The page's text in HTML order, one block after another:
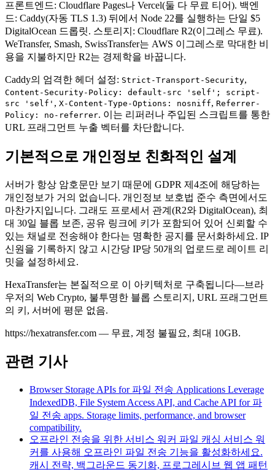
프론트엔드: Cloudflare Pages나 Vercel(둘 다 무료 티어). 백엔
드: Caddy(자동 TLS 1.3) 뒤에서 Node 22를 실행하는 단일 $5
DigitalOcean 드롭릿. 스토리지: Cloudflare R2(이그레스 무료).
WeTransfer, Smash, SwissTransfer는 AWS 이그레스로 막대한 비
용을 지불하지만 R2는 경제학을 바꿉니다.
Caddy의 엄격한 헤더 설정: Strict-Transport-Security,
Content-Security-Policy: default-src 'self'; script-
src 'self' , X-Content-Type-Options: nosniff, Referrer-
Policy: no-referrer. 이는 리퍼러나 주입된 스크립트를 통한
URL 프래그먼트 누출 벡터를 차단합니다.
기본적으로 개인정보 친화적인 설계
서버가 항상 암호문만 보기 때문에 GDPR 제4조에 해당하는
개인정보가 거의 없습니다. 개인정보 보호법 준수 측면에서도
마찬가지입니다. 그래도 프로세서 관계(R2와 DigitalOcean), 최
대 30일 블롭 보존, 공유 링크에 키가 포함되어 있어 신뢰할 수
있는 채널로 전송해야 한다는 명확한 공지를 문서화하세요. IP
신원을 기록하지 않고 시간당 IP당 50개의 업로드로 레이트 리
밋을 설정하세요.
HexaTransfer는 본질적으로 이 아키텍처로 구축됩니다—브라
우저의 Web Crypto, 불투명한 블롭 스토리지, URL 프래그먼트
의 키, 서버에 평문 없음.
https://hexatransfer.com — 무료, 계정 불필요, 최대 10GB.
관련 기사
Browser Storage APIs for 파일 전송 Applications Leverage
IndexedDB, File System Access API, and Cache API for 파
일 전송 apps. Storage limits, performance, and browser
compatibility.
오프라인 전송을 위한 서비스 워커 파일 캐싱 서비스 워
커를 사용해 오프라인 파일 전송 기능을 활성화하세요.
캐시 전략, 백그라운드 동기화, 프로그레시브 웹 앱 패턴